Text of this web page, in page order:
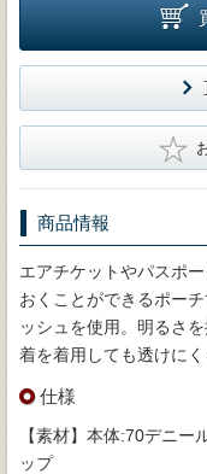
★
商品情報
エアチケットやパスポ
おくことができるポー
ッシュを使用。明るさ
着を着用しても透けにく
仕様
【素材】本体:70デニー
ップ